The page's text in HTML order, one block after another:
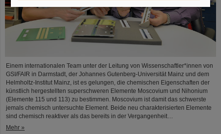
Einem internationalen Team unter der Leitung von Wissenschaftler*innen von
GSI/FAIR in Darmstadt, der Johannes Gutenberg-Universität Mainz und dem
Helmholtz-Institut Mainz, ist es gelungen, die chemischen Eigenschaften der
künstlich hergestellten superschweren Elemente Moscovium und Nihonium
(Elemente 115 und 113) zu bestimmen. Moscovium ist damit das schwerste
jemals chemisch untersuchte Element. Beide neu charakterisierten Elemente
sind chemisch reaktiver als das bereits in der Vergangenheit…
Mehr »